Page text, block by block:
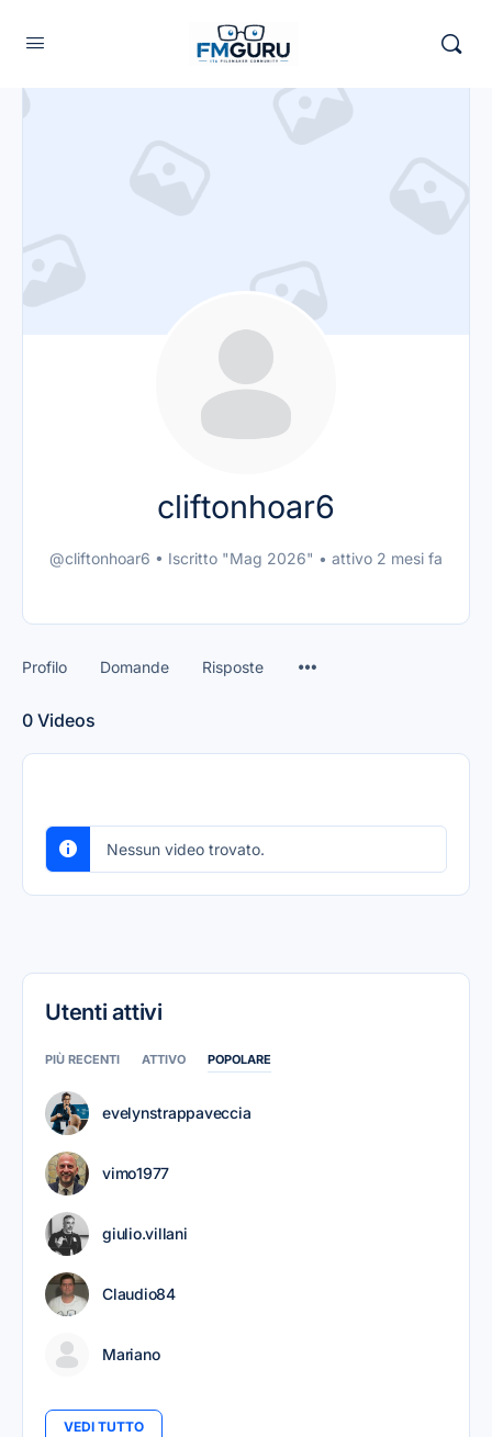
cliftonhoar6
@cliftonhoar6 • Iscritto "Mag 2026" • attivo 2 mesi fa
Profilo Domande Risposte
0 Videos
Nessun video trovato.
Utenti attivi
PIÙ RECENTI ATTIVO POPOLARE
evelynstrappaveccia
vimo1977
giulio.villani
Claudio84
Mariano
VEDI TUTTO